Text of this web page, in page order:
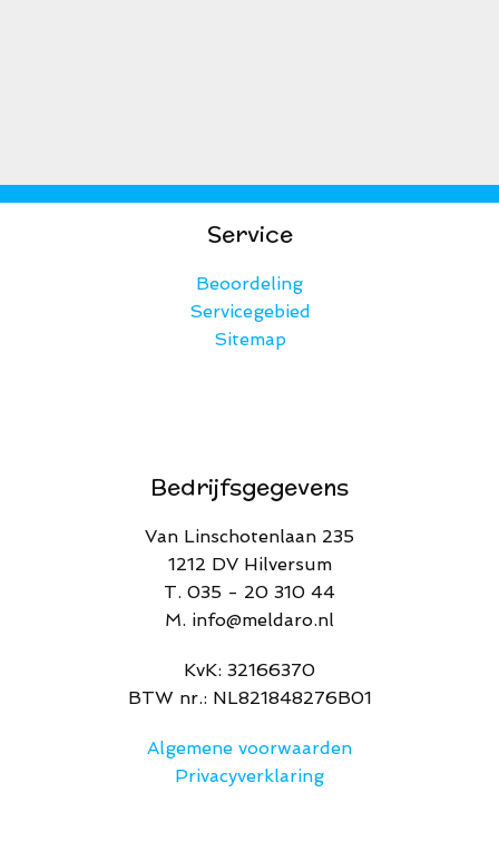
Service
Beoordeling
Servicegebied
Sitemap
Bedrijfsgegevens
Van Linschotenlaan 235
1212 DV Hilversum
T. 035 - 20 310 44
M. info@meldaro.nl
​KvK: 32166370​
BTW nr.: NL821848276B01
Algemene voorwaarden
Privacyverklaring